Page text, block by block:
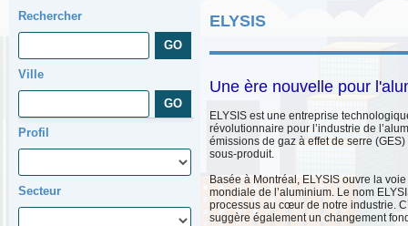
Rechercher
Ville
Profil
Secteur
ELYSIS
Une ère nouvelle pour
ELYSIS est une entreprise
révolutionnaire pour l’industrie de
émissions de gaz à effet de serre
sous-produit.
Basée à Montréal, ELYSIS ouvre la
mondiale de l’aluminium. Le nom
processus au cœur de notre industrie.
suggère également un changement